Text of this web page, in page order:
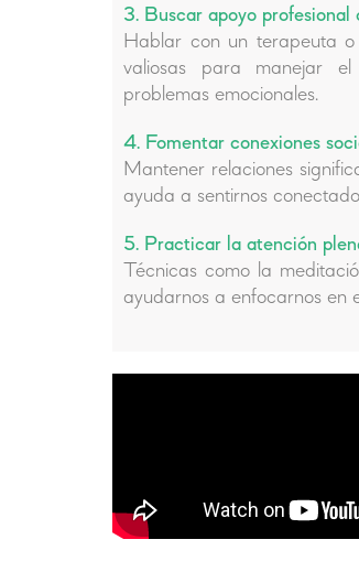
3. Buscar apoyo profesional
Hablar con un terapeuta o
valiosas para manejar
problemas emocionales.
4. Fomentar conexiones
Mantener relaciones
ayuda a sentirnos
5. Practicar la atención
Técnicas como la
ayudarnos a enfocarnos en